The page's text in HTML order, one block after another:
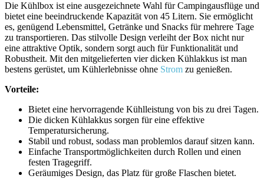
Die Kühlbox ist eine ausgezeichnete Wahl ⁢für Campingausflüge ⁢und
bietet ‌eine beeindruckende‍ Kapazität von 45 Litern.‌ Sie ermöglicht
es, genügend Lebensmittel, Getränke und Snacks⁢ für mehrere‌ Tage
zu transportieren. Das stilvolle Design ‍verleiht der ‍Box nicht​ nur
eine attraktive Optik, sondern⁤ sorgt auch ⁢für⁢ Funktionalität und
Robustheit. Mit den ⁢mitgelieferten ⁢vier ‍dicken Kühlakkus⁤ ist man
bestens gerüstet, um Kühlerlebnisse ohne Strom ‍zu genießen.
Vorteile:
Bietet ⁣eine hervorragende Kühlleistung von bis zu ⁣drei Tagen.
Die dicken ⁣Kühlakkus sorgen für⁤ eine effektive
Temperatursicherung.
Stabil und robust, sodass man problemlos darauf sitzen kann.
Einfache Transportmöglichkeiten durch ​Rollen und einen
festen‌ Tragegriff.
Geräumiges ⁢Design, das Platz für große Flaschen bietet.